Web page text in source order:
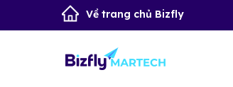
Về trang chủ Bizfly